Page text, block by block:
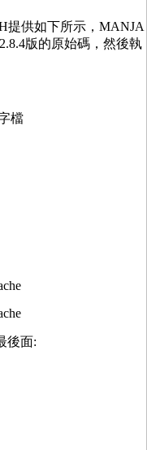
提供如下所示，MANJA
版的原始碼，然後執
檔
後面: